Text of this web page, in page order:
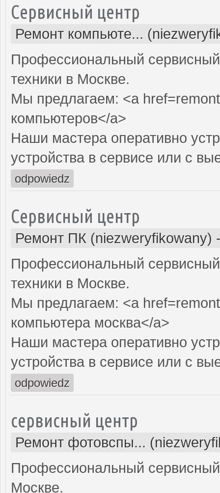
Сервисный центр
Ремонт компьюте...
Профессиональный
техники в Москве.
Мы предлагаем: <a
компьютеров</a>
Наши мастера оперативно
устройства в сервисе или с
odpowiedz
Сервисный центр
Ремонт ПК (niezweryfikowany)
Профессиональный
техники в Москве.
Мы предлагаем: <a
компьютера москва</a>
Наши мастера оперативно
устройства в сервисе или с
odpowiedz
сервисный центр
Ремонт фотовспы...
Профессиональный
Москве.